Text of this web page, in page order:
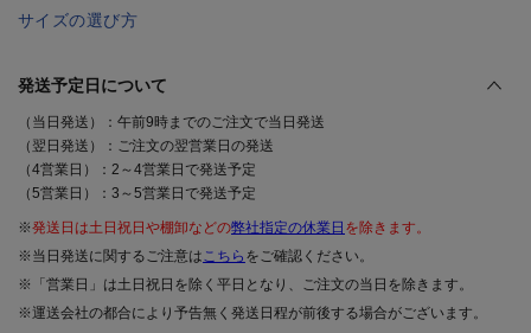
サイズの選び方
発送予定日について
（当日発送）：午前9時までのご注文で当日発送
（翌日発送）：ご注文の翌営業日の発送
（4営業日）：2～4営業日で発送予定
（5営業日）：3～5営業日で発送予定
※発送日は土日祝日や棚卸などの弊社指定の休業日 を除きます。
※当日発送に関するご注意はこちら をご確認ください。
※「営業日」は土日祝日を除く平日となり、ご注文の当日を除きます。
※運送会社の都合により予告無く発送日程が前後する場合がございます。